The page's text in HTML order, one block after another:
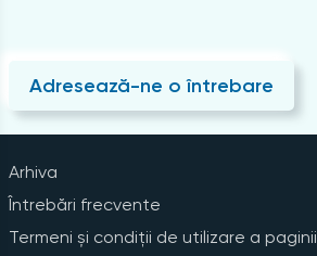
Adresează-ne o întrebare
Arhiva
Întrebări frecvente
Termeni și condiții de utilizare a paginii